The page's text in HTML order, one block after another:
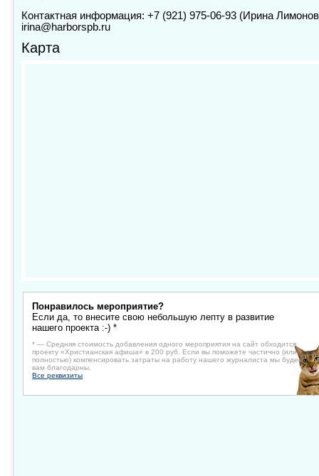
Контактная информация: +7 (921) 975-06-93 (Ирина
irina@harborspb.ru
Карта
Понравилось мероприятие?
Если да, то внесите свою небольшую лепту в развитие
нашего проекта :-) *
* — Средняя стоимость добавления одного мероприятия на сайт обходится
проекту «Христианская афиша» в 200 руб. Если вы поможете частично (или
полностью) компенсировать затраты на работу нашего журналиста мы будем
вам благодарны.
Все реквизиты